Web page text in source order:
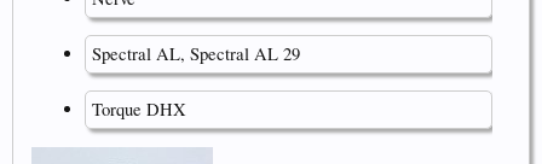
Spectral AL, Spectral AL 29
Torque DHX